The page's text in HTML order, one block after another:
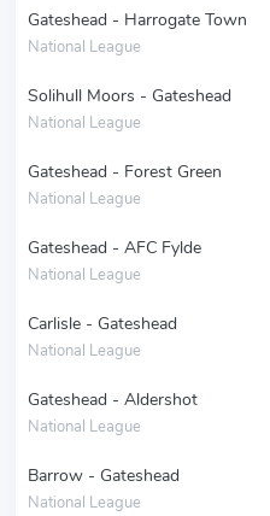
Gateshead - Harrogate Town
National League
Solihull Moors - Gateshead
National League
Gateshead - Forest Green
National League
Gateshead - AFC Fylde
National League
Carlisle - Gateshead
National League
Gateshead - Aldershot
National League
Barrow - Gateshead
National League